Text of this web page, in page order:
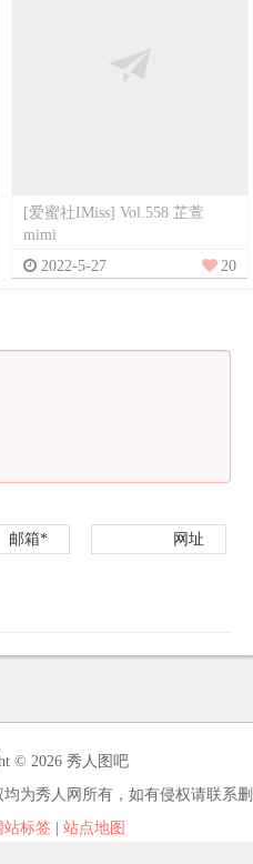
[爱蜜社IMiss] Vol.558 芷萱
mimi
2022-5-27
20
邮箱* 网址
© 2026 秀人图吧
为秀人网所有，如有侵权请联系删
站标签 站点地图